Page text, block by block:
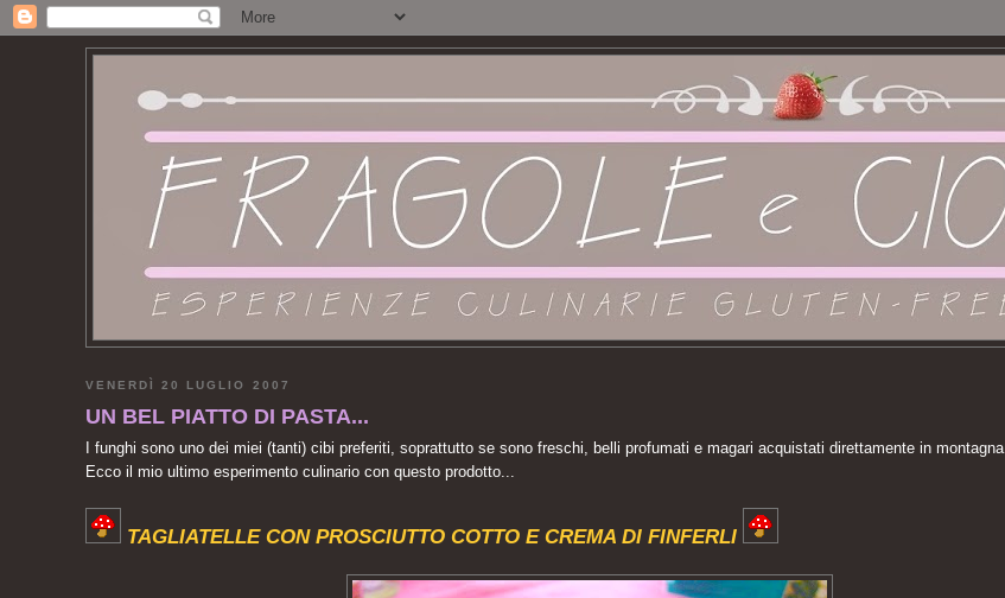
VENERDÌ 20 LUGLIO 2007
UN BEL PIATTO DI PASTA...
I funghi sono uno dei miei (tanti) cibi preferiti, soprattutto se sono freschi, belli profumati e magari acquistati direttamente in montagna.
Ecco il mio ultimo esperimento culinario con questo prodotto...
TAGLIATELLE CON PROSCIUTTO COTTO ECREMA DI FINFERLI